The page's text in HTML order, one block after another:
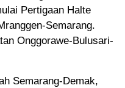
Pertigaan Halte
Semarang.
Onggorawe-Bulusari-
Semarang-Demak,